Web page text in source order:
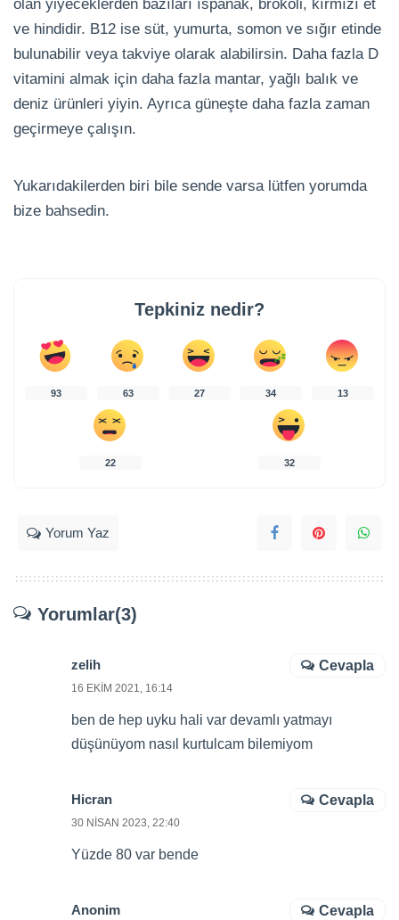
olan yiyeceklerden bazıları ıspanak, brokoli, kırmızı et
ve hindidir. B12 ise süt, yumurta, somon ve sığır etinde
bulunabilir veya takviye olarak alabilirsin. Daha fazla D
vitamini almak için daha fazla mantar, yağlı balık ve
deniz ürünleri yiyin. Ayrıca güneşte daha fazla zaman
geçirmeye çalışın.
Yukarıdakilerden biri bile sende varsa lütfen yorumda
bize bahsedin.
Tepkiniz nedir?
93 63 27 34 13
22 32
Yorum Yaz
Yorumlar(3)
zelih
16 EKIM 2021, 16:14
ben de hep uyku hali var devamlı yatmayı
düşünüyom nasıl kurtulcam bilemiyom
Cevapla
Hicran
30 NISAN 2023, 22:40
Yüzde 80 var bende
Cevapla
Anonim Cevapla